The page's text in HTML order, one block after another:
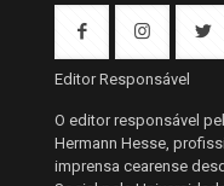
Editor Responsável
O editor responsável
Hermann Hesse,
imprensa cearense